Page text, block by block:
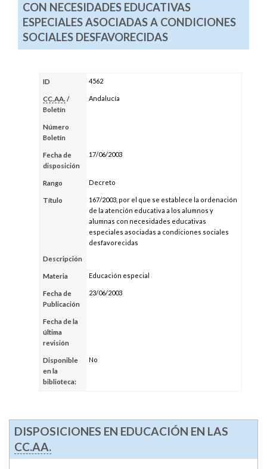
CON NECESIDADES EDUCATIVAS
ESPECIALES ASOCIADAS A CONDICIONES
SOCIALES DESFAVORECIDAS
ID 4562
CC.AA. /
Boletín
Andalucía
Número
Boletín
Fecha de
disposición
17/06/2003
Rango Decreto
Título
167/2003, por el que se establece la ordenación
de la atención educativa a los alumnos y
alumnas con necesidades educativas
especiales asociadas a condiciones sociales
desfavorecidas
Descripción
Materia Educación especial
Fecha de
Publicación
23/06/2003
Fecha de la
última
revisión
Disponible
en la
biblioteca:
No
DISPOSICIONES EN EDUCACIÓN EN LAS
CC.AA.